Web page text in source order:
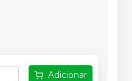
Adicionar